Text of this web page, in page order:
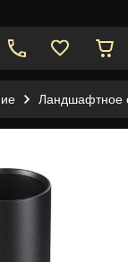
Ландшафтное